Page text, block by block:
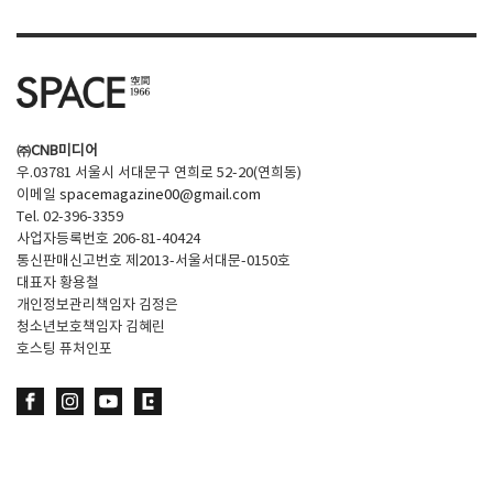
㈜CNB미디어
우.03781 서울시 서대문구 연희로 52-20(연희동)
이메일 spacemagazine00@gmail.com
Tel. 02-396-3359
사업자등록번호 206-81-40424
통신판매신고번호 제2013-서울서대문-0150호
대표자 황용철
개인정보관리책임자 김정은
청소년보호책임자 김혜린
호스팅 퓨처인포